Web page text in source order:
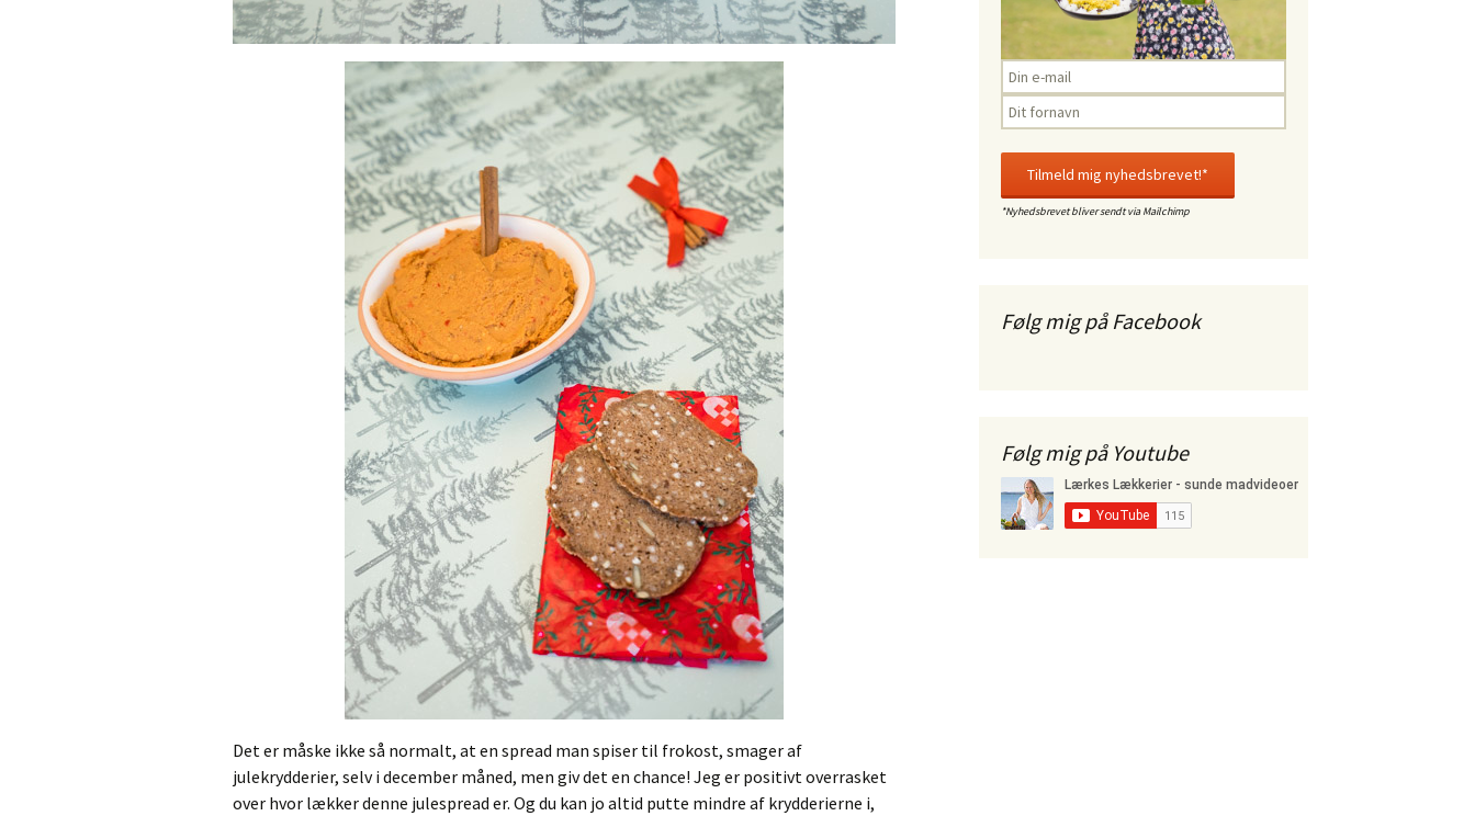
Det er måske ikke så normalt, at en spread man spiser til frokost, smager af
julekrydderier, selv i december måned, men giv det en chance! Jeg er positivt overrasket
over hvor lækker denne julespread er. Og du kan jo altid putte mindre af krydderierne i,
*Nyhedsbrevet bliver sendt via Mailchimp
Følg mig på Facebook
Følg mig på Youtube